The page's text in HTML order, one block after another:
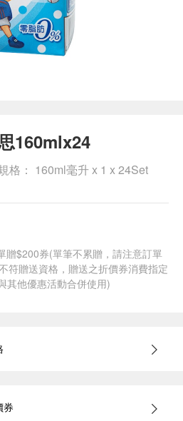
160mlx24
格： 160ml毫升 x 1 x 24Set
贈$200券(單筆不累贈，請注意訂單
符贈送資格，贈送之折價券消費指定
其他優惠活動合併使用)
券